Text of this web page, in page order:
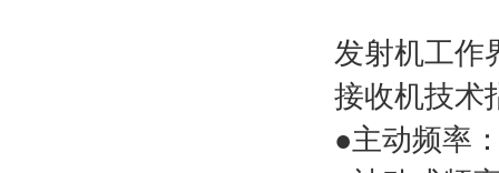
发射机工作
接收机技术
●主动频率